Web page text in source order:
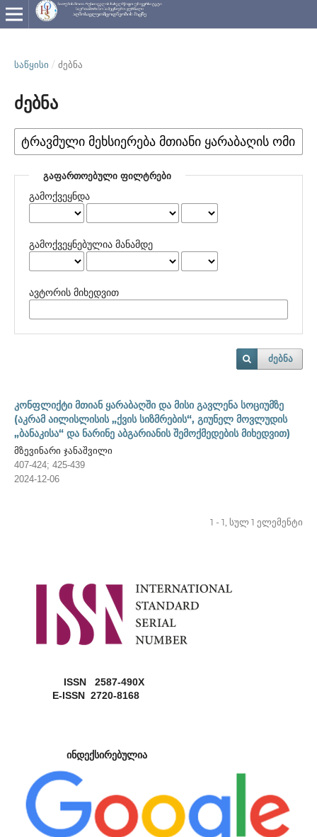
ᲡᲐᲬᲧᲘᲡᲘ / ძებნა
ძებნა
ᲒᲐᲤᲐᲠᲗᲝᲔᲑᲣᲚᲘ ᲤᲘᲚᲢᲠᲔᲑᲘ
გამოქვეყნდა
გამოქვეყნებულია მანამდე
ავტორის მიხედვით
ძებნა
კონფლიქტი მთიან ყარაბაღში და მისი გავლენა სოციუმზე
(აკრამ აილისლისის „ქვის სიზმრების“, გიუნელ მოვლუდის
„ბანაკისა“ და ნარინე აბგარიანის შემოქმედების მიხედვით)
მზევინარი ჯანაშვილი
407-424; 425-439
2024-12-06
1 - 1, სულ 1 ელემენტი
ISSN 2587-490X
E-ISSN 2720-8168
ინდექსირებულია